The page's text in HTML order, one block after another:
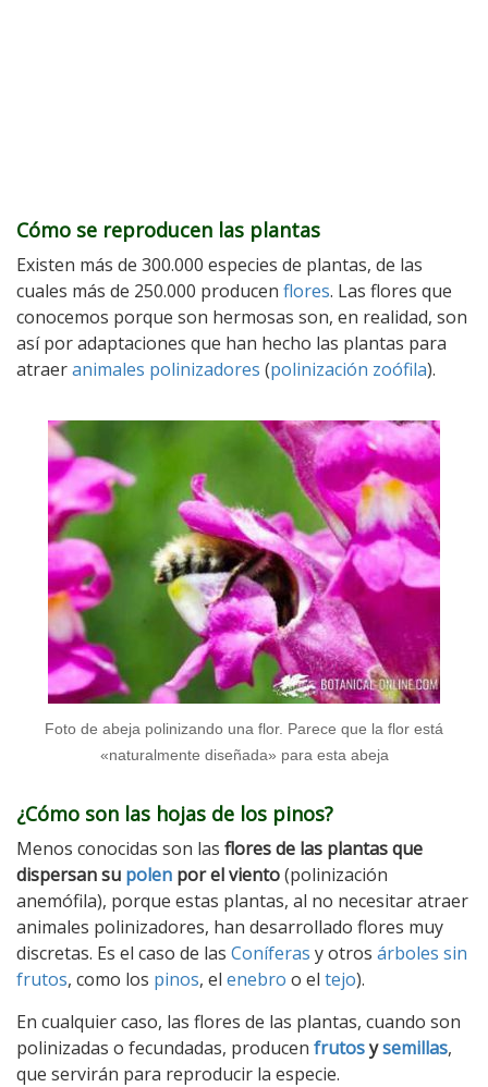
Cómo se reproducen las plantas
Existen más de 300.000 especies de plantas, de las
cuales más de 250.000 producen flores. Las flores que
conocemos porque son hermosas son, en realidad, son
así por adaptaciones que han hecho las plantas para
atraeranimales polinizadores (polinización zoófila).
Foto de abeja polinizando una flor. Parece que la flor está
«naturalmente diseñada» para esta abeja
¿Cómo son las hojas de los pinos?
Menos conocidas son las flores de las plantas que
dispersan su polen por el viento(polinización
anemófila), porque estas plantas, al no necesitar atraer
animales polinizadores, han desarrollado flores muy
discretas. Es el caso de las Coníferas y otros árboles sin
frutos, como los pinos, el enebro o el tejo).
En cualquier caso, las flores de las plantas, cuando son
polinizadas o fecundadas, producen frutosysemillas,
que servirán para reproducir la especie.